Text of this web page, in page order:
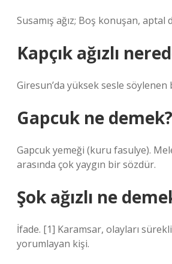
Susamış ağız; Boş konuşan, aptal
Kapçık ağızlı
Giresun’da yüksek sesle söylenen
Gapcuk ne demek?
Gapcuk yemeği (kuru fasulye).
arasında çok yaygın bir sözdür.
Şok ağızlı ne
İfade. [1] Karamsar, olayları
yorumlayan kişi.